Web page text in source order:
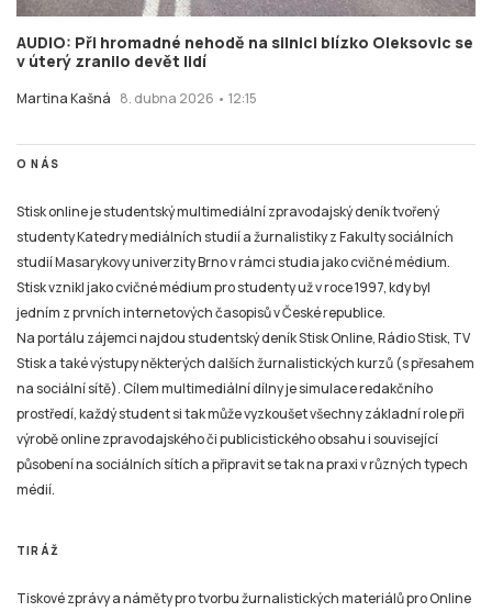
AUDIO: Při hromadné nehodě na silnici blízko Oleksovic se
v úterý zranilo devět lidí
Martina Kašná 8. dubna 2026 • 12:15
O NÁS
Stisk online je studentský multimediální zpravodajský deník tvořený
studenty Katedry mediálních studií a žurnalistiky z Fakulty sociálních
studií Masarykovy univerzity Brno v rámci studia jako cvičné médium.
Stisk vznikl jako cvičné médium pro studenty už v roce 1997, kdy byl
jedním z prvních internetových časopisů v České republice.
Na portálu zájemci najdou studentský deník Stisk Online, Rádio Stisk, TV
Stisk a také výstupy některých dalších žurnalistických kurzů (s přesahem
na sociální sítě). Cílem multimediální dílny je simulace redakčního
prostředí, každý student si tak může vyzkoušet všechny základní role při
výrobě online zpravodajského či publicistického obsahu i související
působení na sociálních sítích a připravit se tak na praxi v různých typech
médií.
TIRÁŽ
Tiskové zprávy a náměty pro tvorbu žurnalistických materiálů pro Online